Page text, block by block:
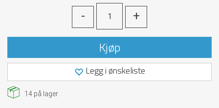
- +
Kjøp
Legg i ønskeliste
14 på lager